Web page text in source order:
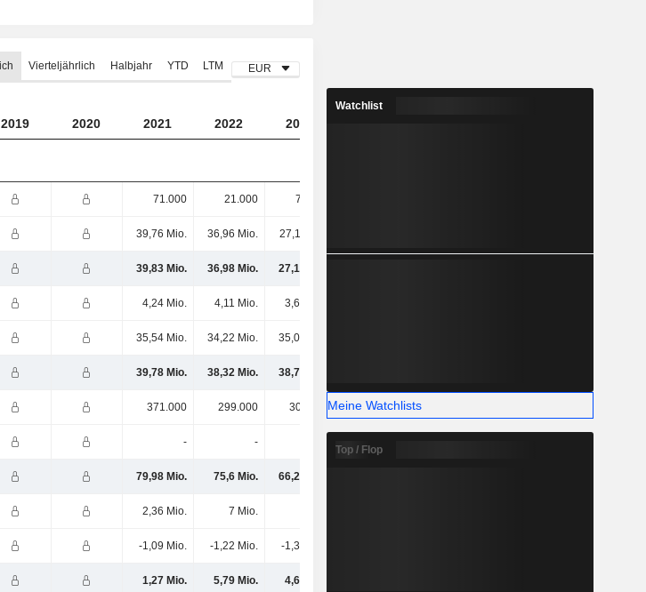
Vierteljährlich Halbjahr YTD LTM EUR
2019 2020 2021 2022 2023
71.000 21.000 70.000
39,76 Mio. 36,96 Mio. 27,11 Mio.
39,83 Mio. 36,98 Mio. 27,18 Mio.
4,24 Mio. 4,11 Mio. 3,65 Mio.
35,54 Mio. 34,22 Mio. 35,09 Mio.
39,78 Mio. 38,32 Mio. 38,74 Mio.
371.000 299.000 305.000 453.000
- -
79,98 Mio. 75,6 Mio. 66,23 Mio.
2,36 Mio. 7 Mio.
-1,09 Mio. -1,22 Mio. -1,36 Mio.
1,27 Mio. 5,79 Mio. 4,64 Mio.
Watchlist
Meine Watchlists
Top / Flop